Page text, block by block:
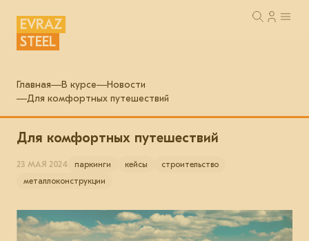
EVRAZ
STEEL
Главная В курсе
Новости
Для комфортных путешествий
Для комфортных путешествий
23 МАЯ 2024 паркинги кейсы
строительство
металлоконструкции